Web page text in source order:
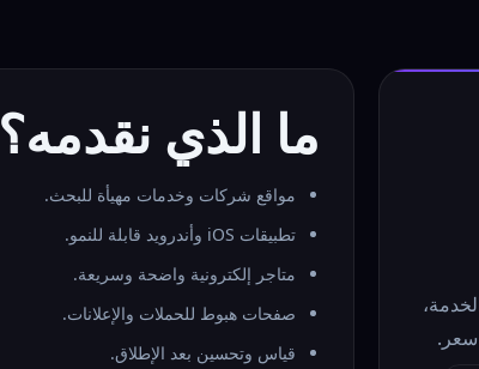
سعر.
ما الذي نقدمه؟
مواقع شركات وخدمات مهيأة للبحث.
تطبيقات iOS وأندرويد قابلة للنمو.
متاجر إلكترونية واضحة وسريعة.
صفحات هبوط للحملات والإعلانات.
قياس وتحسين بعد الإطلاق.